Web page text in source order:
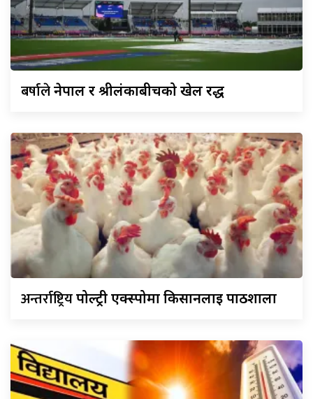
बर्षालेनेपाल र श्रीलंकाबीचको खेल रद्ध
अन्तर्राष्ट्रियपोल्ट्री एक्स्पोमा किसानलाई पाठशाला